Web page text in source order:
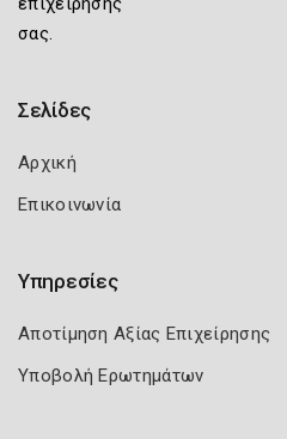
σας.
Σελίδες
Αρχική
Επικοινωνία
Υπηρεσίες
Αποτίμηση Αξίας Επιχείρησης
Υποβολή Ερωτημάτων